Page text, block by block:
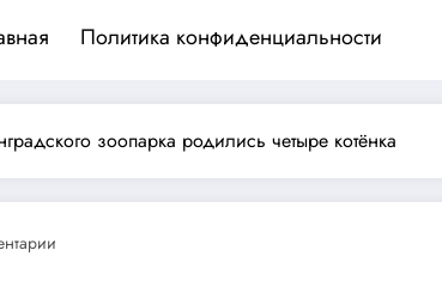
Политика конфиденциальности
зоопарка родились четыре котёнка